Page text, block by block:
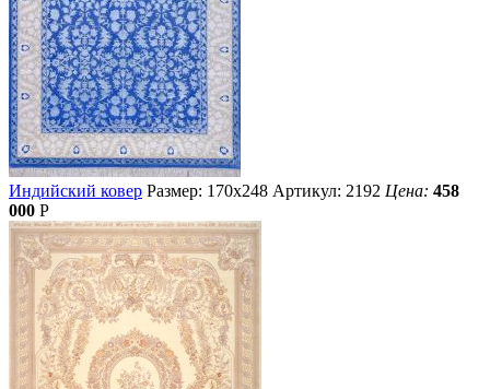
Индийский ковер Размер: 170х248 Артикул: 2192 Цена: 458
000 Р